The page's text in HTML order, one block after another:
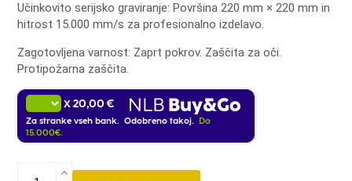
Učinkovito serijsko graviranje: Površina 220 mm × 220 mm in
hitrost 15.000 mm/s za profesionalno izdelavo.
Zagotovljena varnost: Zaprt pokrov. Zaščita za oči.
Protipožarna zaščita.
X 20,00 €
Za stranke vseh bank. Odobreno takoj.
Do
15.000€.